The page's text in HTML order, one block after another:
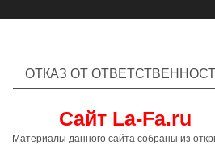
ОТКАЗ ОТ
Сайт La-Fa.ru
Материалы данного сайта собраны из